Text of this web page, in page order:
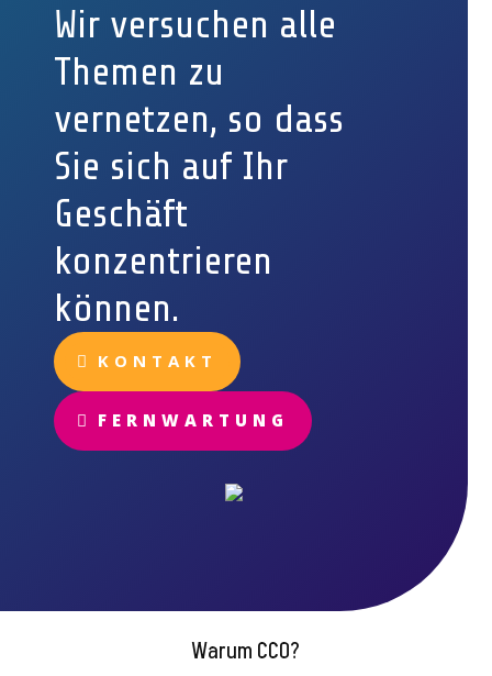
Wir versuchen alle
Themen zu
vernetzen, so dass
Sie sich auf Ihr
Geschäft
konzentrieren
können.
KONTAKT
FERNWARTUNG
Warum CCO?